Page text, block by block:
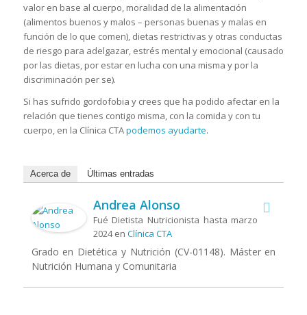
valor en base al cuerpo, moralidad de la alimentación
(alimentos buenos y malos – personas buenas y malas en
función de lo que comen), dietas restrictivas y otras conductas
de riesgo para adelgazar, estrés mental y emocional (causado
por las dietas, por estar en lucha con una misma y por la
discriminación per se).
Si has sufrido gordofobia y crees que ha podido afectar en la
relación que tienes contigo misma, con la comida y con tu
cuerpo, en la Clínica CTApodemos ayudarte.
Acerca de Últimas entradas
Andrea Alonso
Fué Dietista Nutricionista hasta marzo
2024en Clínica CTA
Grado en Dietética y Nutrición (CV-01148). Máster en
Nutrición Humana y Comunitaria